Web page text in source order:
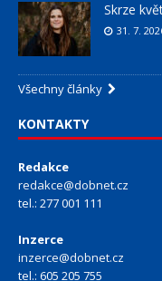
Skrze
31. 7.
Všechny články
KONTAKTY
Redakce
redakce@dobnet.cz
tel.: 277 001 111
Inzerce
inzerce@dobnet.cz
tel.: 605 205 755